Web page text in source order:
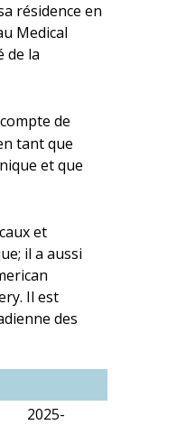
résidence en
Medical
de la
de
tant que
et que
et
il a aussi
Il est
des
2025-